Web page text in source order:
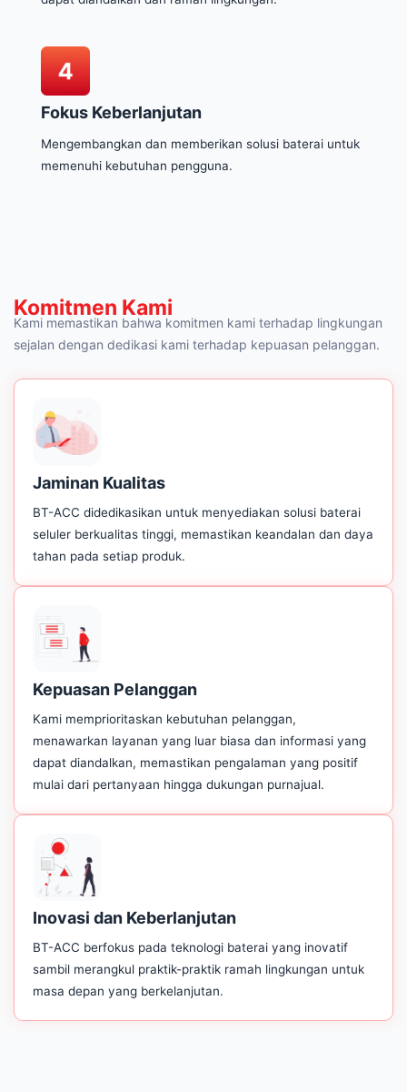
Fokus Keberlanjutan
Mengembangkan dan memberikan solusi baterai untuk
memenuhi kebutuhan pengguna.
Komitmen Kami
Kami memastikan bahwa komitmen kami terhadap lingkungan
sejalan dengan dedikasi kami terhadap kepuasan pelanggan.
Jaminan Kualitas
BT-ACC didedikasikan untuk menyediakan solusi baterai
seluler berkualitas tinggi, memastikan keandalan dan daya
tahan pada setiap produk.
Kepuasan Pelanggan
Kami memprioritaskan kebutuhan pelanggan,
menawarkan layanan yang luar biasa dan informasi yang
dapat diandalkan, memastikan pengalaman yang positif
mulai dari pertanyaan hingga dukungan purnajual.
Inovasi dan Keberlanjutan
BT-ACC berfokus pada teknologi baterai yang inovatif
sambil merangkul praktik-praktik ramah lingkungan untuk
masa depan yang berkelanjutan.